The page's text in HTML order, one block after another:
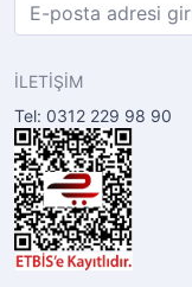
İLETİŞİM
Tel: 0312 229 98 90